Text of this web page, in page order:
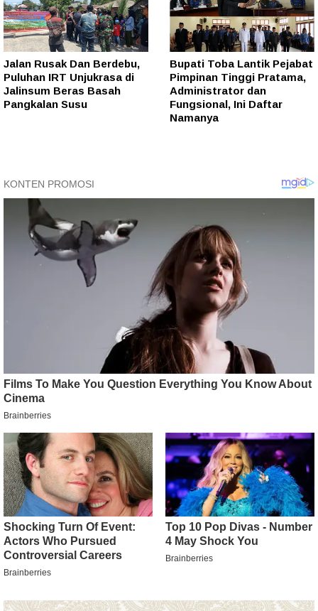
Jalan Rusak Dan Berdebu,
Puluhan IRT Unjukrasa di
Jalinsum Beras Basah
Pangkalan Susu
Bupati Toba Lantik Pejabat
Pimpinan Tinggi Pratama,
Administrator dan
Fungsional, Ini Daftar
Namanya